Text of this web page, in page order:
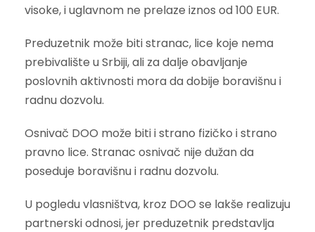
visoke, i uglavnom ne prelaze iznos od 100 EUR.
Preduzetnik može biti stranac, lice koje nema
prebivalište u Srbiji, ali za dalje obavljanje
poslovnih aktivnosti mora da dobije boravišnu i
radnu dozvolu.
Osnivač DOO može biti i strano fizičko i strano
pravno lice. Stranac osnivač nije dužan da
poseduje boravišnu i radnu dozvolu.
U pogledu vlasništva, kroz DOO se lakše realizuju
partnerski odnosi, jer preduzetnik predstavlja